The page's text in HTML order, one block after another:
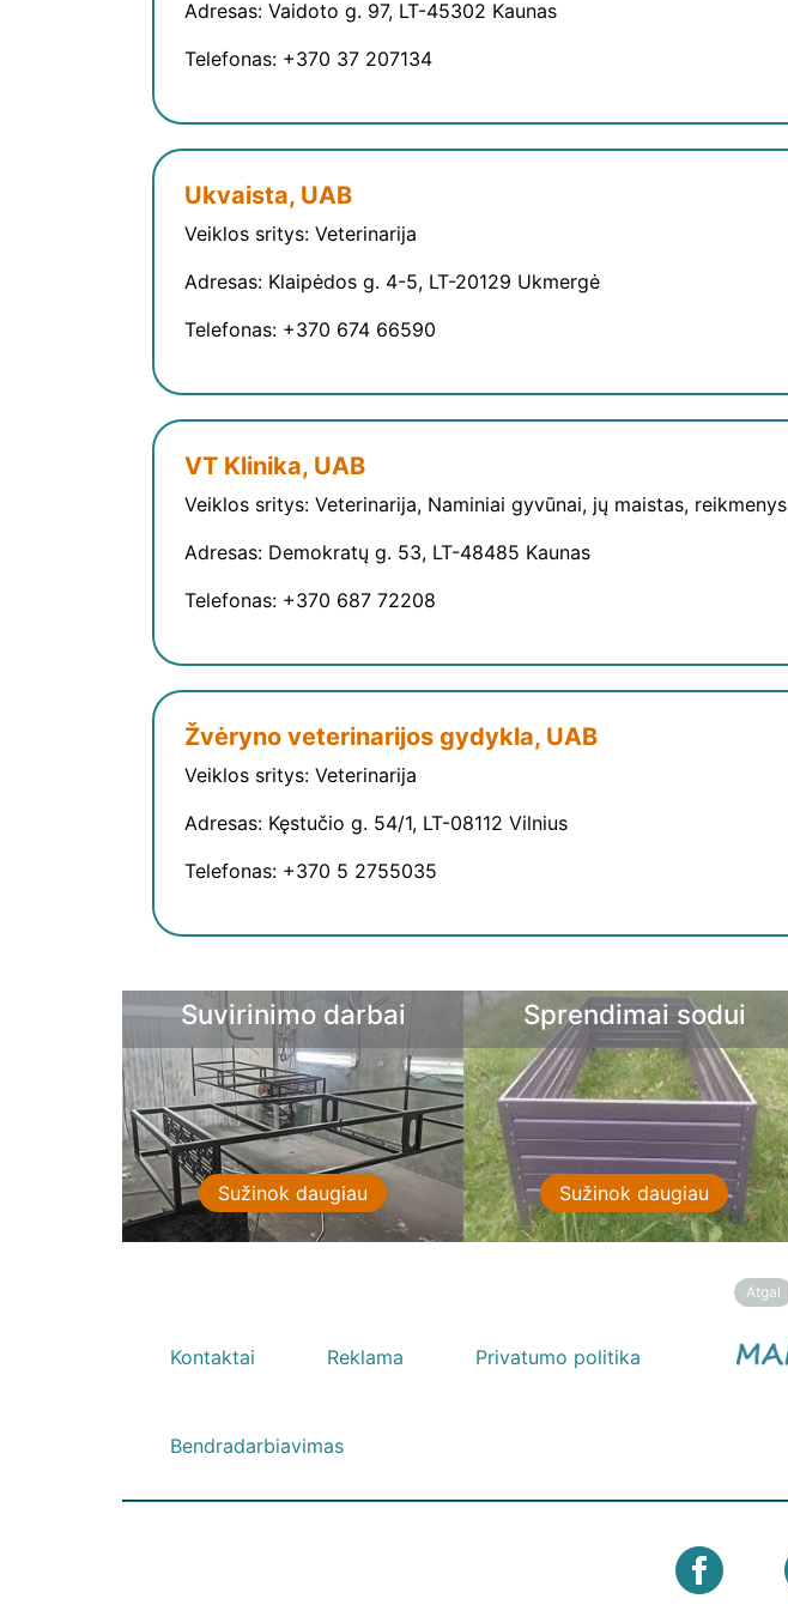
Adresas: Vaidoto g. 97, LT-45302 Kaunas
Telefonas: +370 37 207134
Ukvaista, UAB
Veiklos sritys: Veterinarija
Adresas: Klaipėdos g. 4-5, LT-20129 Ukmergė
Telefonas: +370 674 66590
VT Klinika, UAB
Veiklos sritys: Veterinarija, Naminiai gyvūnai, jų maistas, reikmenys
Adresas: Demokratų g. 53, LT-48485 Kaunas
Telefonas: +370 687 72208
Žvėryno veterinarijos gydykla, UAB
Veiklos sritys: Veterinarija
Adresas: Kęstučio g. 54/1, LT-08112 Vilnius
Telefonas: +370 5 2755035
Sprendimai sodui
Sužinok daugiau
Kitokia reklama
Sužinok daugiau
Atgal
Kontaktai Reklama Privatumo politika
Bendradarbiavimas